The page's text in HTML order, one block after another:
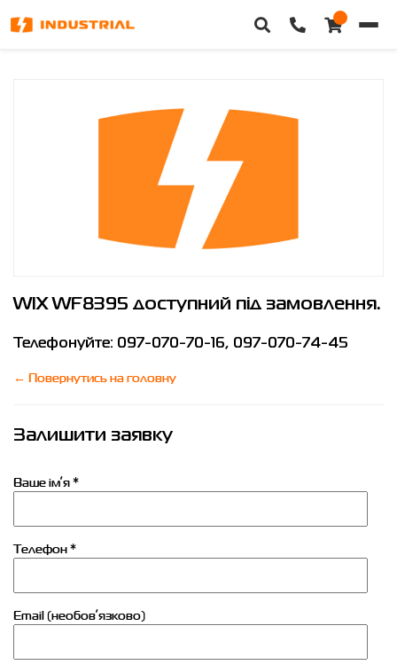
Каталог техніки
Про нас
Особистий кабінет
WIX WF8395
WIX WF8395 доступний під замовлення.
Телефонуйте: 097-070-70-16, 097-070-74-45
← Повернутись на головну
Залишити заявку
Ваше імʼя *
Телефон *
Email (необовʼязково)